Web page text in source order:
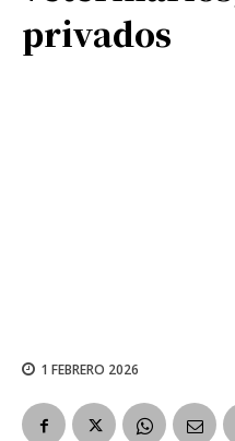
privados
1 FEBRERO 2026